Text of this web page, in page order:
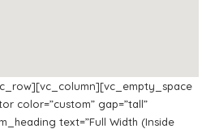
color=”custom” gap=”tall”
text=”Full Width (Inside